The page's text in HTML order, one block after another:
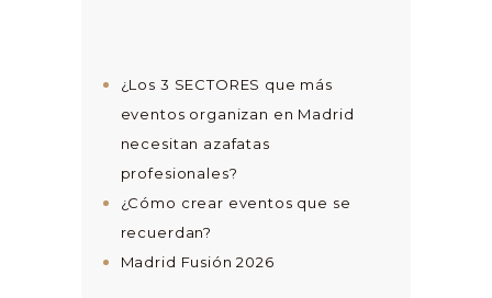
¿Los 3 SECTORES que más
eventos organizan en Madrid
necesitan azafatas
profesionales?
¿Cómo crear eventos que se
recuerdan?
Madrid Fusión 2026